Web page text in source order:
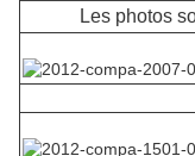
Les photos sont